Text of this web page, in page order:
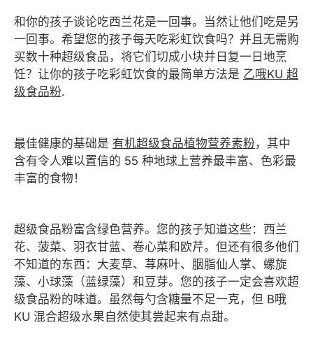
和你的孩子谈论吃西兰花是一回事。当然让他们吃是另
一回事。希望您的孩子每天吃彩虹饮食吗？并且无需购
买数十种超级食品，将它们切成小块并日复一日地烹
饪？让你的孩子吃彩虹饮食的最简单方法是 乙哦KU 超
级食品粉.
最佳健康的基础是 有机超级食品植物营养素粉 ，其中
含有令人难以置信的 55 种地球上营养最丰富、色彩最
丰富的食物！
超级食品粉富含绿色营养。您的孩子知道这些：西兰
花、菠菜、羽衣甘蓝、卷心菜和欧芹。但还有很多他们
不知道的东西：大麦草、荨麻叶、胭脂仙人掌、螺旋
藻、小球藻（蓝绿藻）和豆芽。您的孩子一定会喜欢超
级食品粉的味道。虽然每勺含糖量不足一克，但 B哦
KU 混合超级水果自然使其尝起来有点甜。